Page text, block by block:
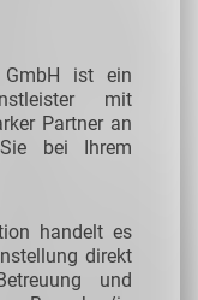
GmbH ist ein
mit
Partner an
bei Ihrem
handelt es
direkt
und